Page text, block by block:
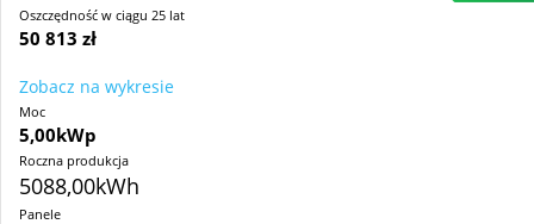
Oszczędność w ciągu 25 lat
50 813 zł
Zobacz na wykresie
Moc
5,00kWp
Roczna produkcja
5088,00kWh
Panele